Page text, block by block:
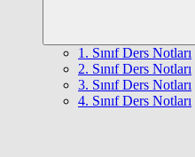
1. Sınıf Ders Notları
2. Sınıf Ders Notları
3. Sınıf Ders Notları
4. Sınıf Ders Notları